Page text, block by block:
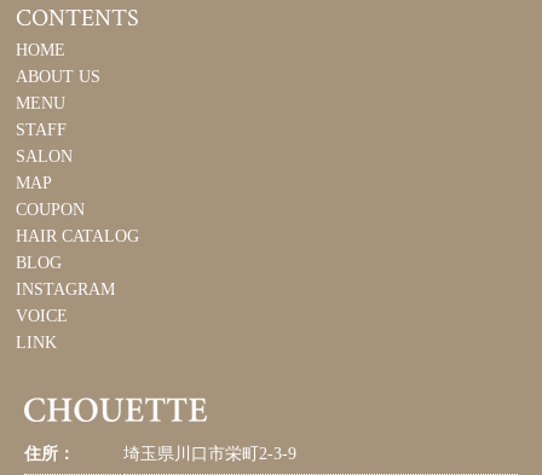
CONTENTS
HOME
ABOUT US
MENU
STAFF
SALON
MAP
COUPON
HAIR CATALOG
BLOG
INSTAGRAM
VOICE
LINK
住所： 埼玉県川口市栄町2-3-9